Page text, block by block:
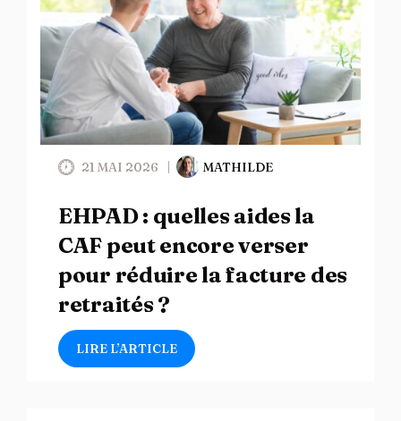
21 MAI 2026 MATHILDE
EHPAD : quelles aides la
CAF peut encore verser
pour réduire la facture des
retraités ?
LIRE L’ARTICLE